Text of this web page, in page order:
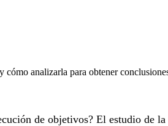
analizarla para obtener
de objetivos? El estudio de